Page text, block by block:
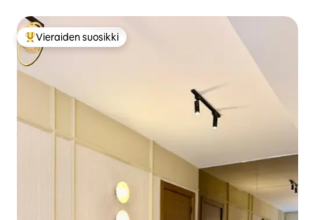
Vieraiden suosikkien parhaimmistoa
Vieraiden suosikki